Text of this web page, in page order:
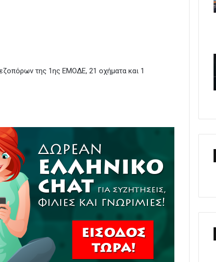
της 1ης ΕΜΟΔΕ, 21 οχήματα και 1